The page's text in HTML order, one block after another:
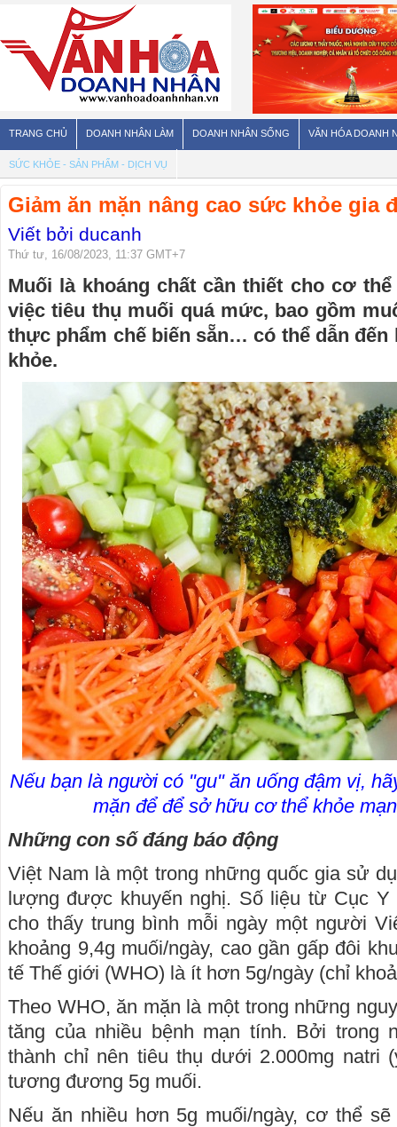
TRANG CHỦ DOANH NHÂN LÀM DOANH NHÂN SỐNG VĂN HÓA DOANH
SỨC KHỎE - SẢN PHẨM - DỊCH VỤ
Giảm ăn mặn nâng cao sức khỏe gia
Viết bởi ducanh
Thứ tư, 16/08/2023, 11:37 GMT+7
Muối là khoáng chất cần thiết cho cơ
việc tiêu thụ muối quá mức, bao gồm
thực phẩm chế biến sẵn… có thể dẫn
khỏe.
Nếu bạn là người có "gu" ăn uống đậm vị,
mặn để để sở hữu cơ thể khỏe
Những con số đáng báo động
Việt Nam là một trong những quốc gia sử
lượng được khuyến nghị. Số liệu từ Cục Y
cho thấy trung bình mỗi ngày một người
khoảng 9,4g muối/ngày, cao gần gấp đôi
tế Thế giới (WHO) là ít hơn 5g/ngày (chỉ
Theo WHO, ăn mặn là một trong những
tăng của nhiều bệnh mạn tính. Bởi trong
thành chỉ nên tiêu thụ dưới 2.000mg natri
tương đương 5g muối.
Nếu ăn nhiều hơn 5g muối/ngày, cơ thể